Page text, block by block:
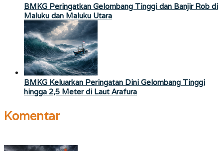
BMKG Peringatkan Gelombang Tinggi dan Banjir Rob di
Maluku dan Maluku Utara
BMKG Keluarkan Peringatan Dini Gelombang Tinggi
hingga 2,5 Meter di Laut Arafura
Komentar